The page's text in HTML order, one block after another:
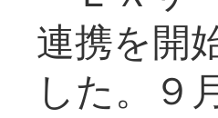
連携を開
した。９